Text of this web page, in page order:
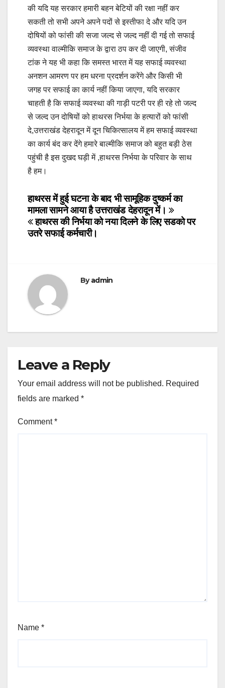
की यदि यह सरकार हमारी बहन बेटियों की रक्षा नहीं कर
सकती तो सभी अपने अपने पदों से इस्तीफा दे और यदि उन
दोषियों को फांसी की सजा जल्द से जल्द नहीं दी गई तो सफाई
व्यवस्था वाल्मीकि समाज के द्वारा ठप कर दी जाएगी, संजीव
टांक ने यह भी कहा कि समस्त भारत में यह सफाई व्यवस्था
अनशन आमरण पर हम धरना प्रदर्शन करेंगे और किसी भी
जगह पर सफाई का कार्य नहीं किया जाएगा, यदि सरकार
चाहती है कि सफाई व्यवस्था की गाड़ी पटरी पर ही रहे तो जल्द
से जल्द उन दोषियों को हाथरस निर्भया के हत्यारों को फांसी
दे,उत्तराखंड देहरादून में दून चिकित्सालय में हम सफाई व्यवस्था
का कार्य बंद कर देंगे हमारे बाल्मीकि समाज को बहुत बड़ी ठेस
पहुंची है इस दुखद घड़ी में ,हाथरस निर्भया के परिवार के साथ
है हम।
Post
navigation
हाथरस में हुई घटना के बाद भी सामूहिक दुष्कर्म का
मामला सामने आया है उत्तराखंड देहरादून में।
हाथरस की निर्भया को नया दिलने के लिए सडको पर
उतरे सफाई कर्मचारी।
Byadmin
Leave a Reply
Your email address will not be published. Required
fields are marked *
Comment*
Name *